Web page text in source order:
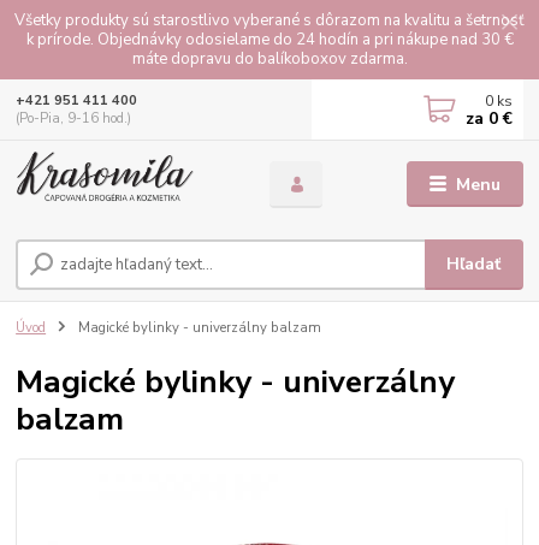
Všetky produkty sú starostlivo vyberané s dôrazom na kvalitu a šetrnosť
k prírode. Objednávky odosielame do 24 hodín a pri nákupe nad 30 €
máte dopravu do balíkoboxov zdarma.
Menu
Hľadať
+421 951 411 400
(Po-Pia, 9-16 hod.)
0 ks
za 0 €
Úvod Magické bylinky - univerzálny balzam
Magické bylinky - univerzálny
balzam